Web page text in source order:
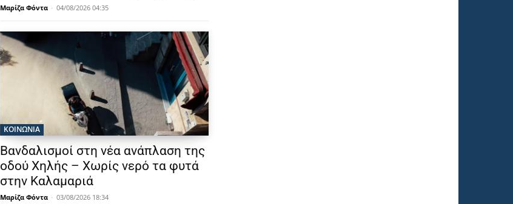
Μαρίζα Φόντα - 04/08/2026 04:35
ΚΟΙΝΩΝΙΑ
Βανδαλισμοί στη νέα ανάπλαση της
οδού Χηλής – Χωρίς νερό τα φυτά
στην Καλαμαριά
Μαρίζα Φόντα - 03/08/2026 18:34